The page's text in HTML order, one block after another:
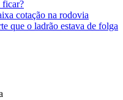
ficar?
cotação na rodovia
que o ladrão estava de folga